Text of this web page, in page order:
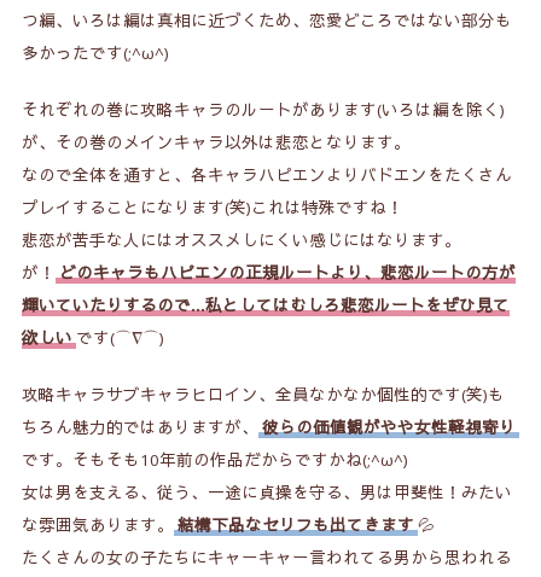
つ編、いろは編は真相に近づくため、恋愛どころではない部分も
多かったです(;^ω^)
それぞれの巻に攻略キャラのルートがあります(いろは編を除く)
が、その巻のメインキャラ以外は悲恋となります。
なので全体を通すと、各キャラハピエンよりバドエンをたくさん
プレイすることになります(笑)これは特殊ですね！
悲恋が苦手な人にはオススメしにくい感じにはなります。
が！ どのキャラもハピエンの正規ルートより、悲恋ルートの方が
輝いていたりするので…私としてはむしろ悲恋ルートをぜひ見て
欲しいです(⌒∇⌒)
攻略キャラサブキャラヒロイン、全員なかなか個性的です(笑)も
ちろん魅力的ではありますが、
彼らの価値観がやや女性軽視寄り
です。そもそも10年前の作品だからですかね(;^ω^)
女は男を支える、従う、一途に貞操を守る、男は甲斐性！みたい
な雰囲気あります。
結構下品なセリフも出てきます💦
たくさんの女の子たちにキャーキャー言われてる男から思われる